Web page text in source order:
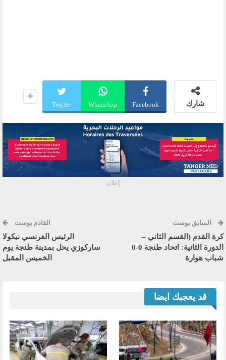
شارك Facebook
WhatsApp
Twitter
إعلان
السابق بوست
كرة القدم (القسم الثاني –
الدورة الثانية: اتحاد طنجة 0-0
شباب هوارة
القادم بوست
الرئيس الفرنسي نيكولا
ساركوزي يحل بمدينة طنجة يوم
الخميس المقبل
قد يعجبك ايضا